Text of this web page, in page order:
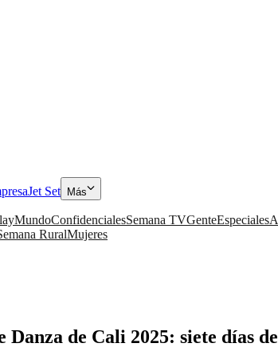
Jet Set Más
MundoConfidencialesSemana TVGenteEspeciales
RuralMujeres
de Cali 2025: siete días